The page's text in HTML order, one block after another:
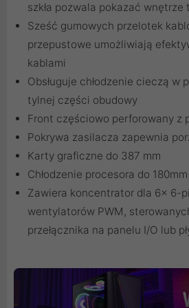
szkła pozwala pokazać
Sześć gumowych przelotek
przepustowe umożliwiają
kablami
Obsługuje chłodzenie cieczą w
tylnej części obudowy
Front częściowo perforowany z
Pokrywa zasilacza zapewnia
Karty graficzne do 387 mm
Chłodzenie procesora do 180mm
Zawiera koncentrator dla 6x 6-
wentylatorów PWM,
przełącznika na panelu I/O lub